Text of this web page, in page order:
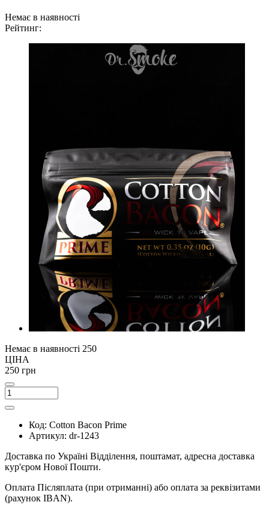
Немає в наявності
Рейтинг:
Немає в наявності 250
ЦІНА
250 грн
Код: Cotton Bacon Prime
Артикул: dr-1243
Доставка по Україні Відділення, поштамат, адресна доставка
кур'єром Нової Пошти.
Оплата Післяплата (при отриманні) або оплата за реквізитами
(рахунок IBAN).